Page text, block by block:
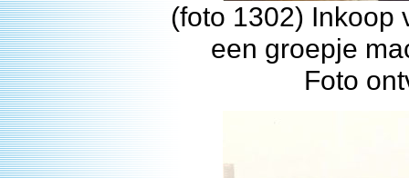
(foto 1302) Inkoop
een groepje
Foto